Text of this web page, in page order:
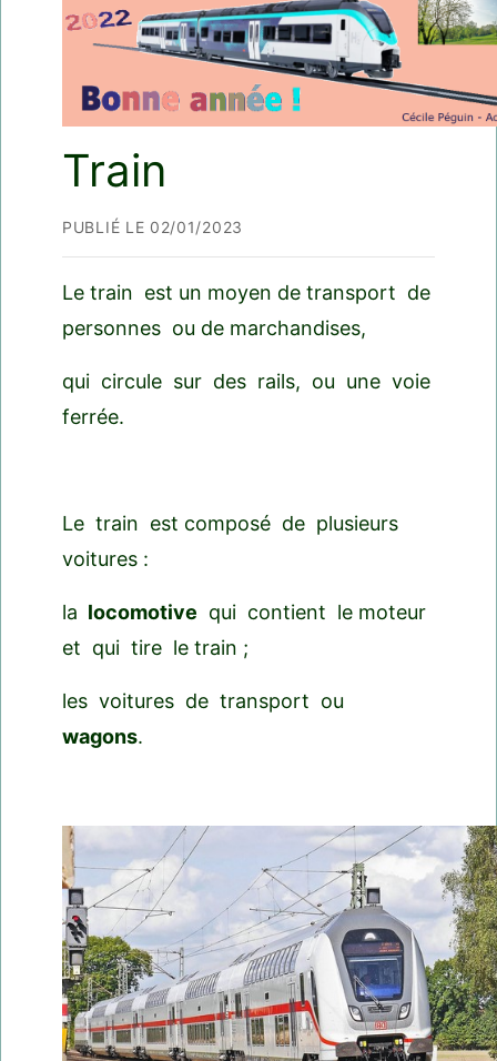
Train
PUBLIÉ LE 02/01/2023
Le train est un moyen de transport de
personnes ou de marchandises,
qui circule sur des rails, ou une voie
ferrée.
Le train est composé de plusieurs
voitures :
la locomotive qui contient le moteur
et qui tire le train ;
les voitures de transport ou
wagons.